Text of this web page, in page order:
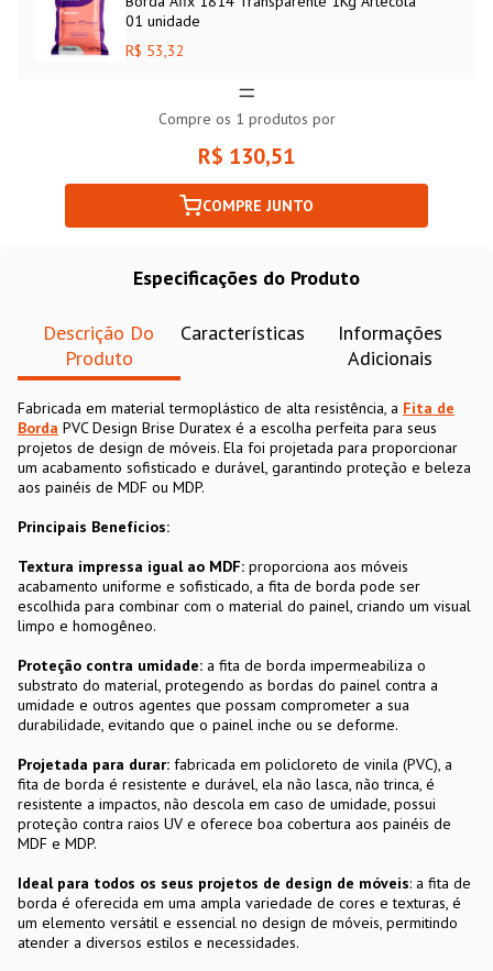
01 unidade
R$ 53,32
Compre os 1 produtos por
R$ 130,51
COMPRE JUNTO
Especificações do Produto
Descrição Do
Produto
Características
Informações
Adicionais
Fabricada em material termoplástico de alta resistência, a Fita de
Borda PVC Design Brise Duratex é a escolha perfeita para seus
projetos de design de móveis. Ela foi projetada para proporcionar
um acabamento sofisticado e durável, garantindo proteção e beleza
aos painéis de MDF ou MDP.
Principais Benefícios:
Textura impressa igual ao MDF: proporciona aos móveis
acabamento uniforme e sofisticado, a fita de borda pode ser
escolhida para combinar com o material do painel, criando um visual
limpo e homogêneo.
Proteção contra umidade: a fita de borda impermeabiliza o
substrato do material, protegendo as bordas do painel contra a
umidade e outros agentes que possam comprometer a sua
durabilidade, evitando que o painel inche ou se deforme.
Projetada para durar: fabricada em policloreto de vinila (PVC), a
fita de borda é resistente e durável, ela não lasca, não trinca, é
resistente a impactos, não descola em caso de umidade, possui
proteção contra raios UV e oferece boa cobertura aos painéis de
MDF e MDP.
Ideal para todos os seus projetos de design de móveis: a fita de
borda é oferecida em uma ampla variedade de cores e texturas, é
um elemento versátil e essencial no design de móveis, permitindo
atender a diversos estilos e necessidades.